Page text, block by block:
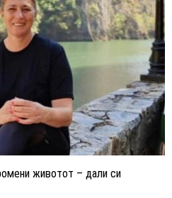
животот – дали си